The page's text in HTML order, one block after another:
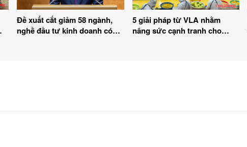
Đề xuất cắt giảm 58 ngành,
nghề đầu tư kinh doanh có
5 giải pháp từ VLA nhằm
nâng sức cạnh tranh cho